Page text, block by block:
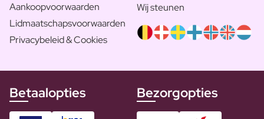
Aankoopvoorwaarden
Lidmaatschapsvoorwaarden
Privacybeleid & Cookies
Wij steunen
Betaalopties Bezorgopties